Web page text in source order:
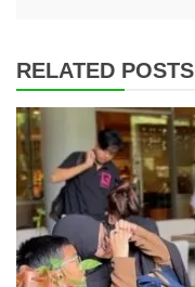
RELATED POSTS